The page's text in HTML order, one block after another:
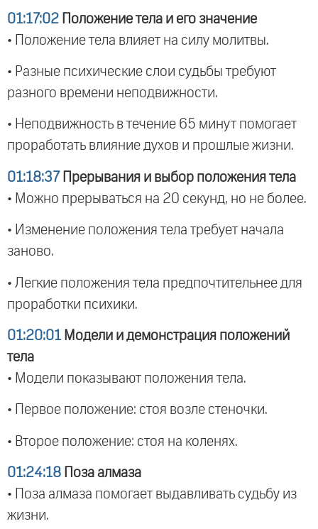
01:17:02 Положение тела и его значение
• Положение тела влияет на силу молитвы.
• Разные психические слои судьбы требуют
разного времени неподвижности.
• Неподвижность в течение 65 минут помогает
проработать влияние духов и прошлые жизни.
01:18:37 Прерывания и выбор положения тела
• Можно прерываться на 20 секунд, но не более.
• Изменение положения тела требует начала
заново.
• Легкие положения тела предпочтительнее для
проработки психики.
01:20:01 Модели и демонстрация положений
тела
• Модели показывают положения тела.
• Первое положение: стоя возле стеночки.
• Второе положение: стоя на коленях.
01:24:18 Поза алмаза
• Поза алмаза помогает выдавливать судьбу из
жизни.